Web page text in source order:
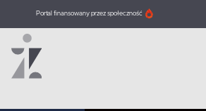
Portal finansowany przez społeczność